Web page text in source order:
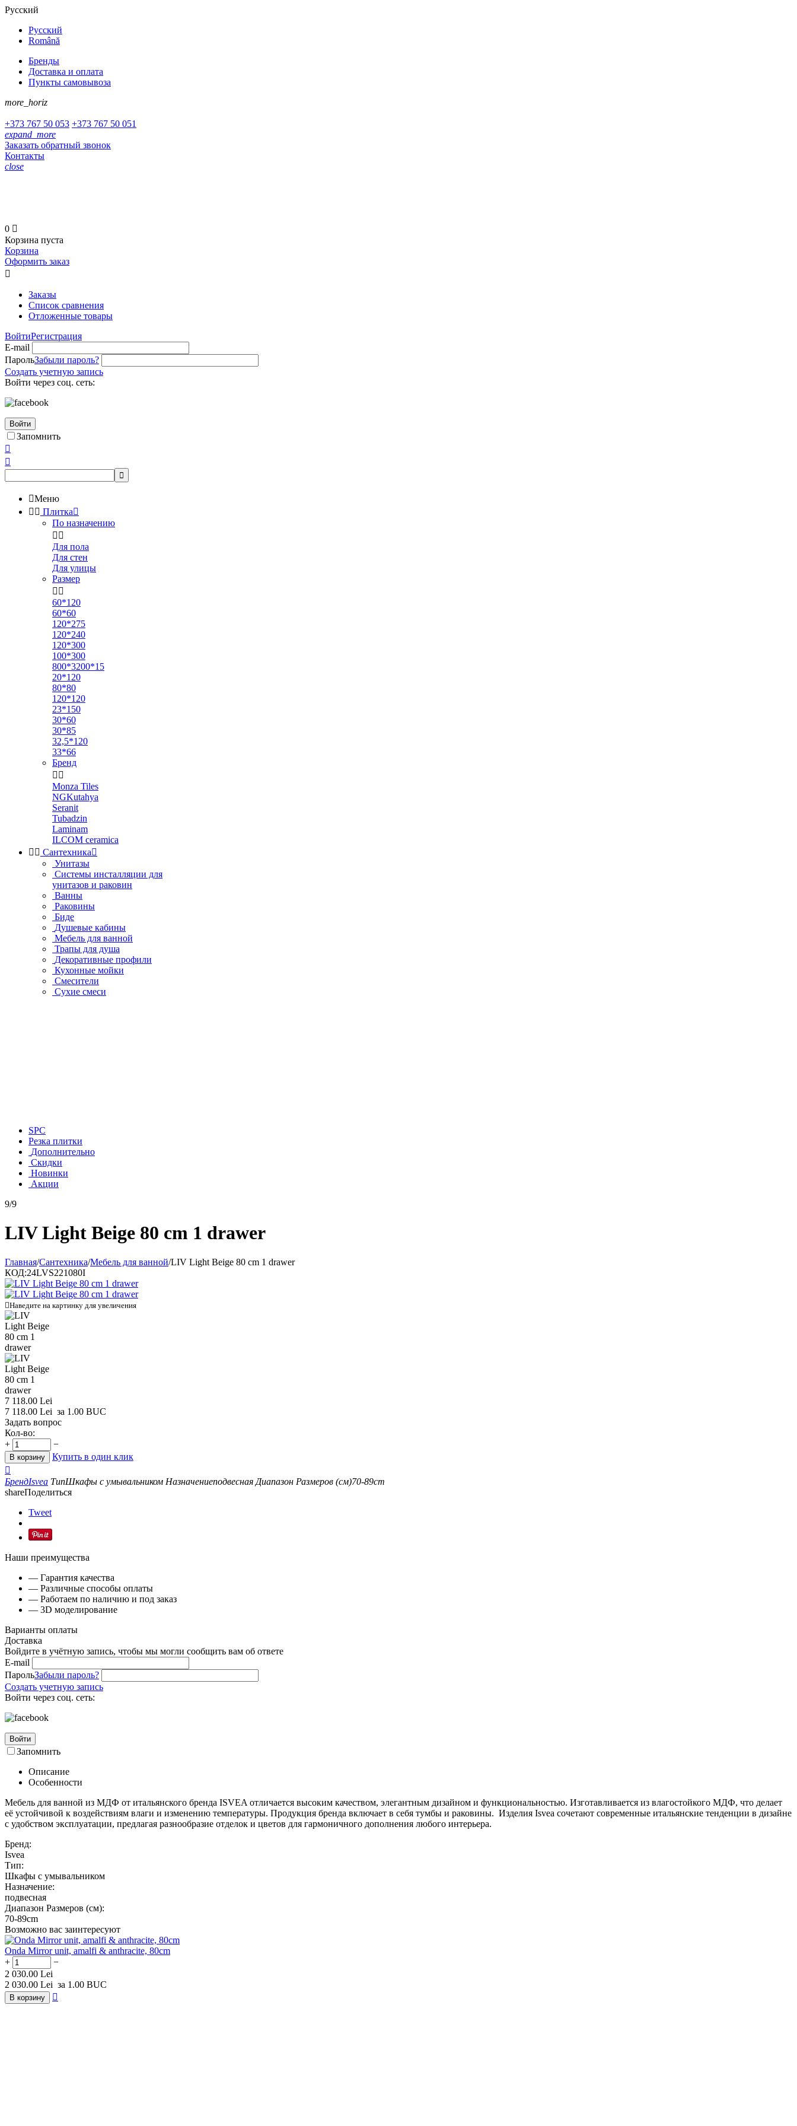
Русский
Русский
Română
Бренды
Доставка и оплата
Пункты самовывоза
more_horiz
+373 767 50 053 +373 767 50 051
expand_more
Заказать обратный звонок
Контакты
close
0 
Корзина пуста
Корзина
Оформить заказ

Заказы
Список сравнения
Отложенные товары
ВойтиРегистрация
E-mail
ПарольЗабыли пароль?
Создать учетную запись
Войти через соц. сеть:
Войти
Запомнить



Меню
  Плитка
По назначению
 
Для пола
Для стен
Для улицы
Размер
 
60*120
60*60
120*275
120*240
120*300
100*300
800*3200*15
20*120
80*80
120*120
23*150
30*60
30*85
32,5*120
33*66
Бренд
 
Monza Tiles
NGKutahya
Seranit
Tubadzin
Laminam
ILCOM ceramica
  Сантехника
Унитазы
Системы инсталляции для
унитазов и раковин
Ванны
Раковины
Биде
Душевые кабины
Мебель для ванной
Трапы для душа
Декоративные профили
Кухонные мойки
Смесители
Сухие смеси
SPC
Резка плитки
Дополнительно
Скидки
Новинки
Акции
9/9
LIV Light Beige 80 cm 1 drawer
Главная/Сантехника/Мебель для ванной/LIV Light Beige 80 cm 1 drawer
КОД:24LVS221080I
Наведите на картинку для увеличения
7 118.00 Lei
7 118.00 Lei за 1.00 BUC
Задать вопрос
Кол-во:
+
−
В корзину
Купить в один клик

БрендIsvea ТипШкафы с умывальником Назначениеподвесная Диапазон Размеров (см)70-89cm
shareПоделиться
Tweet
Наши преимущества
— Гарантия качества
— Различные способы оплаты
— Работаем по наличию и под заказ
— 3D моделирование
Варианты оплаты
Доставка
Войдите в учётную запись, чтобы мы могли сообщить вам об ответе
E-mail
ПарольЗабыли пароль?
Создать учетную запись
Войти через соц. сеть:
Войти
Запомнить
Описание
Особенности
Мебель для ванной из МДФ от итальянского бренда ISVEA отличается высоким качеством, элегантным дизайном и функциональностью. Изготавливается из влагостойкого МДФ, что делает
её устойчивой к воздействиям влаги и изменению температуры. Продукция бренда включает в себя тумбы и раковины. Изделия Isvea сочетают современные итальянские тенденции в дизайне
с удобством эксплуатации, предлагая разнообразие отделок и цветов для гармоничного дополнения любого интерьера.
Бренд:
Isvea
Тип:
Шкафы с умывальником
Назначение:
подвесная
Диапазон Размеров (см):
70-89cm
Возможно вас заинтересуют
Onda Mirror unit, amalfi & anthracite, 80cm
+
−
2 030.00 Lei
2 030.00 Lei за 1.00 BUC
В корзину 